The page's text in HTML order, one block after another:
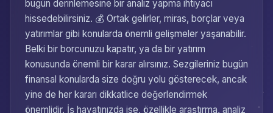
bugün derinlemesine bir analiz yapma ihtiyacı
hissedebilirsiniz. 💰 Ortak gelirler, miras, borçlar veya
yatırımlar gibi konularda önemli gelişmeler yaşanabilir.
Belki bir borcunuzu kapatır, ya da bir yatırım
konusunda önemli bir karar alırsınız. Sezgileriniz bugün
finansal konularda size doğru yolu gösterecek, ancak
yine de her kararı dikkatlice değerlendirmek
önemlidir. İş hayatınızda ise, özellikle araştırma, analiz